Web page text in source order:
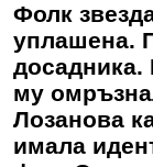
Фолк
уплашена.
досадника.
му
Лозанова
имала